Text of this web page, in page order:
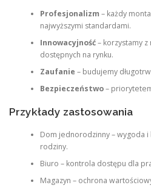
Profesjonalizm – każdy
najwyższymi standardami.
Innowacyjność– korzystamy z
dostępnych na rynku.
Zaufanie – budujemy
Bezpieczeństwo–
Przykłady zastosowania
Dom jednorodzinny – wygoda
rodziny.
Biuro – kontrola dostępu dla
Magazyn – ochrona